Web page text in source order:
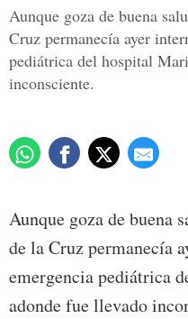
Aunque goza de buena
Cruz permanecía ayer
pediátrica del hospital
inconsciente.
Aunque goza de buena
de la Cruz permanecía
emergencia pediátrica
adonde fue llevado